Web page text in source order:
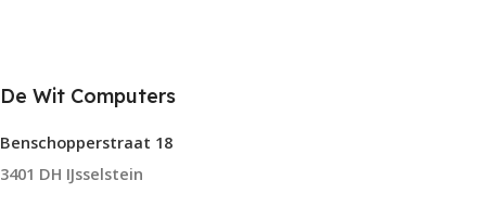
De Wit Computers
Benschopperstraat 18
3401 DH IJsselstein